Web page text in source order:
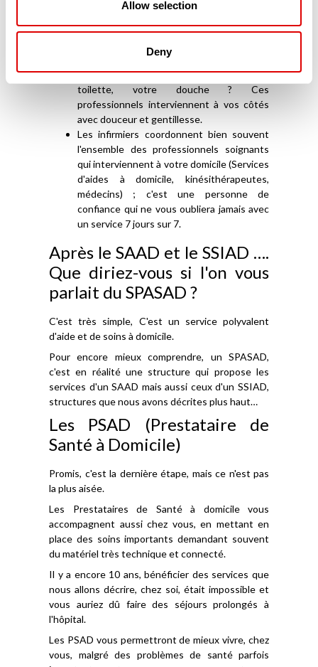
Allow selection
Deny
Spécialisées Alzheimer-) à votre domicile et
votre proche, malade.
Vous avez besoin d'appui pour votre
toilette, votre douche ? Ces
professionnels interviennent à vos côtés
avec douceur et gentillesse.
Les infirmiers coordonnent bien souvent
l'ensemble des professionnels soignants
qui interviennent à votre domicile (Services
d'aides à domicile, kinésithérapeutes,
médecins) ; c'est une personne de
confiance qui ne vous oubliera jamais avec
un service 7 jours sur 7.
Après le SAAD et le SSIAD ….
Que diriez-vous si l'on vous
parlait du SPASAD ?
C'est très simple, C'est un service polyvalent
d'aide et de soins à domicile.
Pour encore mieux comprendre, un SPASAD,
c'est en réalité une structure qui propose les
services d'un SAAD mais aussi ceux d'un SSIAD,
structures que nous avons décrites plus haut…
Les PSAD (Prestataire de
Santé à Domicile)
Promis, c'est la dernière étape, mais ce n'est pas
la plus aisée.
Les Prestataires de Santé à domicile vous
accompagnent aussi chez vous, en mettant en
place des soins importants demandant souvent
du matériel très technique et connecté.
Il y a encore 10 ans, bénéficier des services que
nous allons décrire, chez soi, était impossible et
vous auriez dû faire des séjours prolongés à
l'hôpital.
Les PSAD vous permettront de mieux vivre, chez
vous, malgré des problèmes de santé parfois